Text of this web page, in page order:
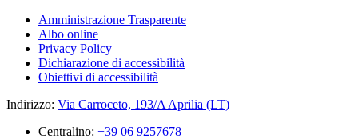
Amministrazione Trasparente
Albo online
Privacy Policy
Dichiarazione di accessibilità
Obiettivi di accessibilità
Indirizzo: Via Carroceto, 193/A Aprilia (LT)
Centralino: +39 06 9257678